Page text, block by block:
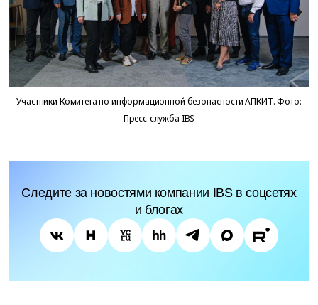
Участники Комитета по информационной безопасности АПКИТ. Фото:
Пресс-служба IBS
Следите за новостями компании IBS в соцсетях
и блогах